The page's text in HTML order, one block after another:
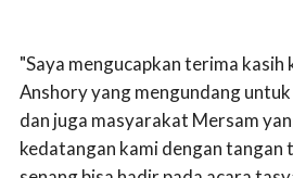
"Saya mengucapkan terima kasih
Anshory yang mengundang
dan juga masyarakat Mersam
kedatangan kami dengan tangan